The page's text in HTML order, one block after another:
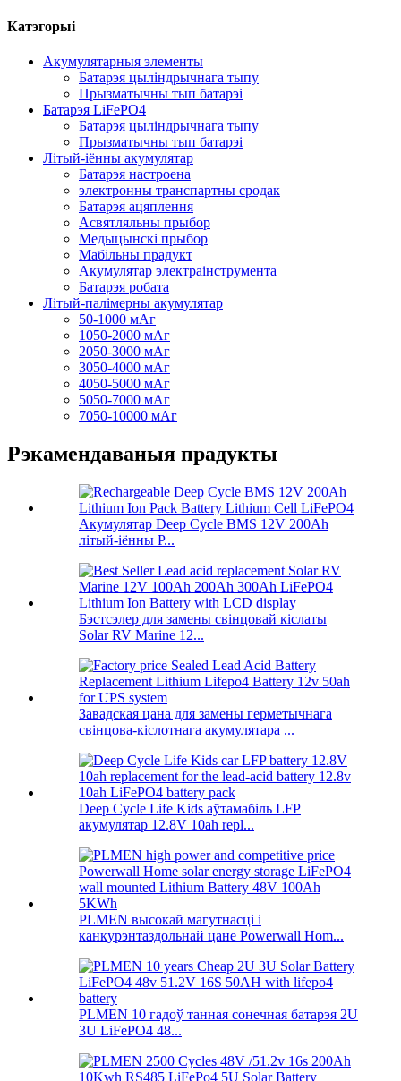
Катэгорыі
Акумулятарныя элементы
Батарэя цыліндрычнага тыпу
Прызматычны тып батарэі
Батарэя LiFePO4
Батарэя цыліндрычнага тыпу
Прызматычны тып батарэі
Літый-іённы акумулятар
Батарэя настроена
электронны транспартны сродак
Батарэя ацяплення
Асвятляльны прыбор
Медыцынскі прыбор
Мабільны прадукт
Акумулятар электраінструмента
Батарэя робата
Літый-палімерны акумулятар
50-1000 мАг
1050-2000 мАг
2050-3000 мАг
3050-4000 мАг
4050-5000 мАг
5050-7000 мАг
7050-10000 мАг
Рэкамендаваныя прадукты
Акумулятар Deep Cycle BMS 12V 200Ah
літый-іённы P...
Бэстсэлер для замены свінцовай кіслаты
Solar RV Marine 12...
Завадская цана для замены герметычнага
свінцова-кіслотнага акумулятара ...
Deep Cycle Life Kids аўтамабіль LFP
акумулятар 12.8V 10ah repl...
PLMEN высокай магутнасці і
канкурэнтаздольнай цане Powerwall Hom...
PLMEN 10 гадоў танная сонечная батарэя 2U
3U LiFePO4 48...